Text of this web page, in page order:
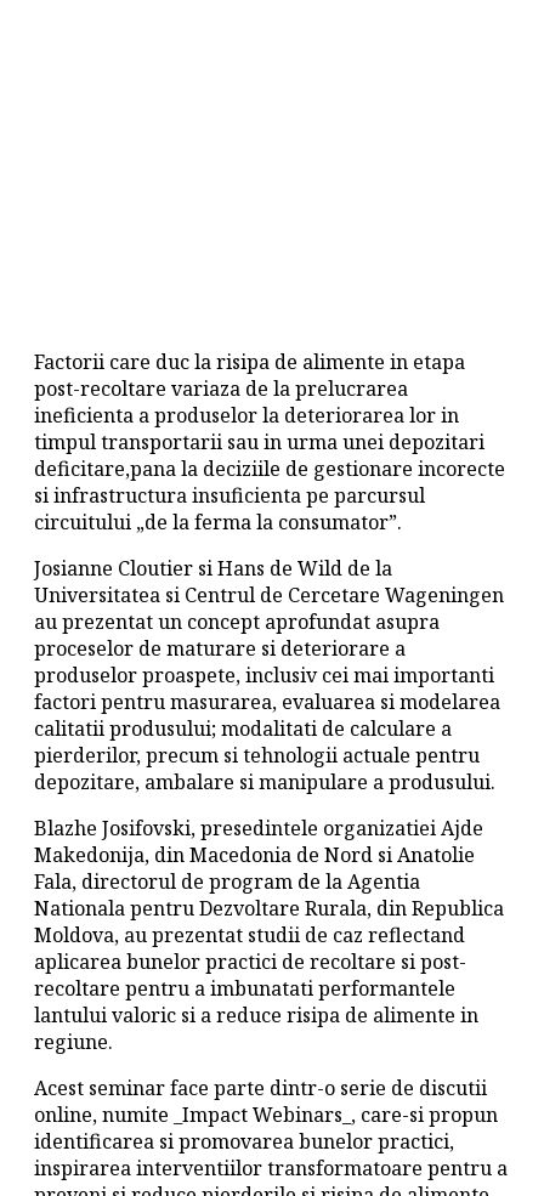
Factorii care duc la risipa de alimente in etapa
post-recoltare variaza de la prelucrarea
ineficienta a produselor la deteriorarea lor in
timpul transportarii sau in urma unei depozitari
deficitare,pana la deciziile de gestionare incorecte
si infrastructura insuficienta pe parcursul
circuitului „de la ferma la consumator”.
Josianne Cloutier si Hans de Wild de la
Universitatea si Centrul de Cercetare Wageningen
au prezentat un concept aprofundat asupra
proceselor de maturare si deteriorare a
produselor proaspete, inclusiv cei mai importanti
factori pentru masurarea, evaluarea si modelarea
calitatii produsului; modalitati de calculare a
pierderilor, precum si tehnologii actuale pentru
depozitare, ambalare si manipulare a produsului.
Blazhe Josifovski, presedintele organizatiei Ajde
Makedonija, din Macedonia de Nord si Anatolie
Fala, directorul de program de la Agentia
Nationala pentru Dezvoltare Rurala, din Republica
Moldova, au prezentat studii de caz reflectand
aplicarea bunelor practici de recoltare si post-
recoltare pentru a imbunatati performantele
lantului valoric si a reduce risipa de alimente in
regiune.
Acest seminar face parte dintr-o serie de discutii
online, numite _Impact Webinars_, care-si propun
identificarea si promovarea bunelor practici,
inspirarea interventiilor transformatoare pentru a